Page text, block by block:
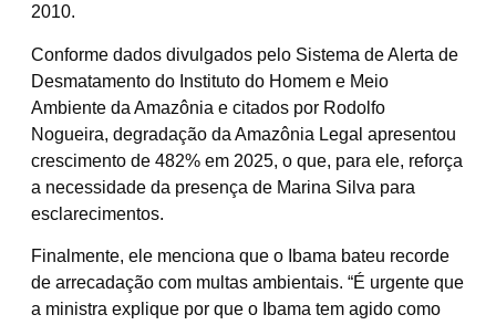
2010.
Conforme dados divulgados pelo Sistema de Alerta de
Desmatamento do Instituto do Homem e Meio
Ambiente da Amazônia e citados por Rodolfo
Nogueira, degradação da Amazônia Legal apresentou
crescimento de 482% em 2025, o que, para ele, reforça
a necessidade da presença de Marina Silva para
esclarecimentos.
Finalmente, ele menciona que o Ibama bateu recorde
de arrecadação com multas ambientais. “É urgente que
a ministra explique por que o Ibama tem agido como